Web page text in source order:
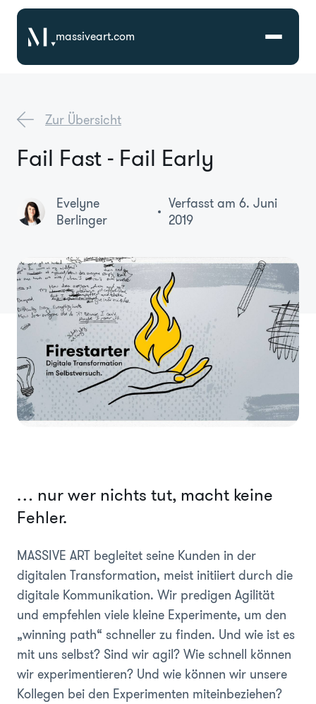
massiveart.com
Branchen
Karriere
Über Uns
Zur Übersicht
Fail Fast - Fail Early
Evelyne
Berlinger
Verfasst am 6. Juni
2019
… nur wer nichts tut, macht keine
Fehler.
MASSIVE ART begleitet seine Kunden in der
digitalen Transformation, meist initiiert durch die
digitale Kommunikation. Wir predigen Agilität
und empfehlen viele kleine Experimente, um den
„winning path“ schneller zu finden. Und wie ist es
mit uns selbst? Sind wir agil? Wie schnell können
wir experimentieren? Und wie können wir unsere
Kollegen bei den Experimenten miteinbeziehen?